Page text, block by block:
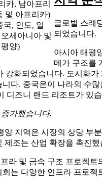
카, 남아프리
및 아프리카)
국, 인도, 일
세아니아 및
양)
글로벌 스레
되었습니다.
아시아 태평
메가 구조를
화되었습니다. 도시화
다. 중국은이 나라의 수
디즈니 랜드 리조트가 있
가했습니다.
지역은 시장의 상당
제조는 산업 확장을 촉진했
라 및 금속 구조 프로젝
는 다양한 인프라 프로